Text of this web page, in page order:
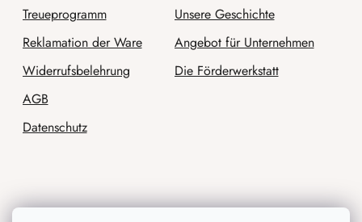
Treueprogramm
Reklamation der Ware
Widerrufsbelehrung
AGB
Datenschutz
Unsere Geschichte
Angebot für Unternehmen
Die Förderwerkstatt